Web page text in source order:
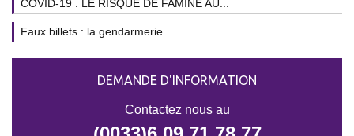
COVID-19 : LE RISQUE DE FAMINE AU...
Faux billets : la gendarmerie...
DEMANDE D'INFORMATION
Contactez nous au